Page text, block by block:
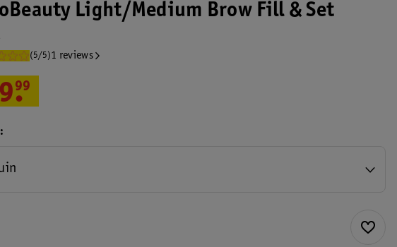
Light/Medium Brow Fill & Set
(5/5)1 reviews
9.
99